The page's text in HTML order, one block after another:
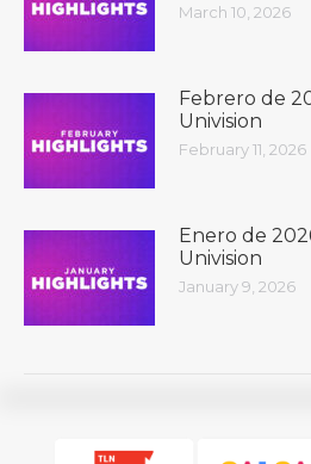
March 10, 2026
Febrero de
Univision
February 11, 2026
Enero de
Univision
January 9, 2026